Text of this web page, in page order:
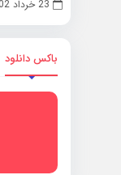
23 خرداد 1402
باکس دانلود